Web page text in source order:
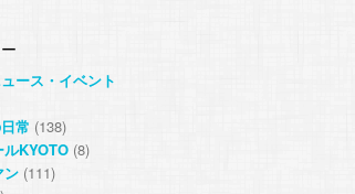
ース・イベント
常 (138)
KYOTO (8)
ン (111)